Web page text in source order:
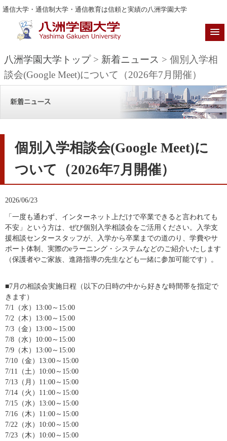
通信大学・通信制大学・通信教育は信頼と実績の八洲学園大学
八洲学園大学トップ> 新着ニュース > 個別入学相
談会(Google Meet)について（2026年7月開催）
個別入学相談会(Google Meet)に
ついて（2026年7月開催）
2026/06/23
「一度も通わず、インターネット上だけで卒業できると言われても
不安」という方は、ぜび個別入学相談会をご活用ください。入学支
援相談センタースタッフが、入学から卒業までの道のり、学費やサ
ポート体制、実際のeラーニング・システムなどのご紹介いたします
（保護者やご家族、進路指導の先生なども一緒に参加可能です）。
■7月の相談会実施日程（以下の日時の中から好きな時間帯を指定で
きます）
7/1（水）13:00～15:00
7/2（木）13:00～15:00
7/3（金）13:00～15:00
7/8（水）10:00～15:00
7/9（木）13:00～15:00
7/10（金）13:00～15:00
7/11（土）10:00～15:00
7/13（月）11:00～15:00
7/14（火）11:00～15:00
7/15（水）13:00～15:00
7/16（木）11:00～15:00
7/22（水）10:00～15:00
7/23（木）10:00～15:00